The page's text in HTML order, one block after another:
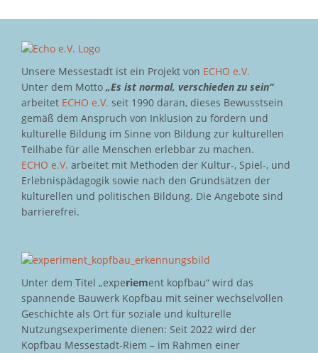
Unsere Messestadt ist ein Projekt von ECHO e.V.
Unter dem Motto „Es ist normal, verschieden zu sein“
arbeitet ECHO e.V. seit 1990 daran, dieses Bewusstsein
gemäß dem Anspruch von Inklusion zu fördern und
kulturelle Bildung im Sinne von Bildung zur kulturellen
Teilhabe für alle Menschen erlebbar zu machen.
ECHO e.V. arbeitet mit Methoden der Kultur-, Spiel-, und
Erlebnispädagogik sowie nach den Grundsätzen der
kulturellen und politischen Bildung. Die Angebote sind
barrierefrei.
Unter dem Titel „experiement kopfbau“ wird das
spannende Bauwerk Kopfbau mit seiner wechselvollen
Geschichte als Ort für soziale und kulturelle
Nutzungsexperimente dienen: Seit 2022 wird der
Kopfbau Messestadt-Riem – im Rahmen einer